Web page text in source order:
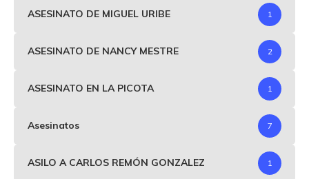
ASESINATO DE MIGUEL URIBE 1
ASESINATO DE NANCY MESTRE 2
ASESINATO EN LA PICOTA 1
Asesinatos 7
ASILO A CARLOS REMÓN GONZALEZ 1